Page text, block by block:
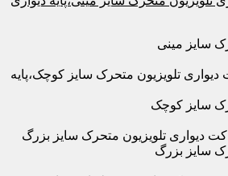
سایز مینی
تلویزیون متحرک سایز کوچک،پایه
سایز کوچک
دیواری تلویزیون متحرک سایز بزرگ
سایز بزرگ